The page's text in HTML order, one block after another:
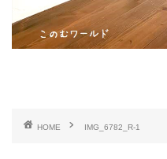
HOME IMG_6782_R-1